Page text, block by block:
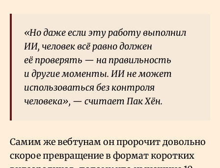
«Но даже если эту работу выполнил
ИИ, человек всё равно должен
её проверять — на правильность
и другие моменты. ИИ не может
использоваться без контроля
человека», — считает Пак Хён.
Самим же вебтунам он пророчит довольно
скорое превращение в формат коротких